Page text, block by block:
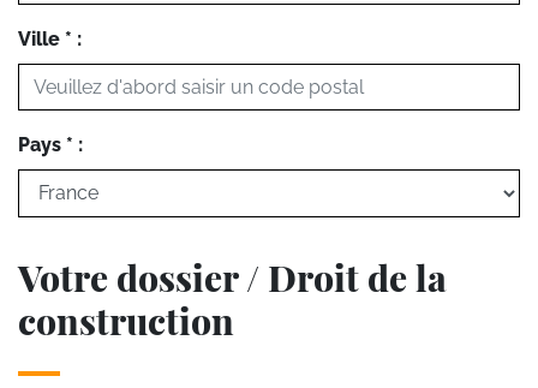
Ville * :
Pays * :
Votre dossier / Droit de la
construction